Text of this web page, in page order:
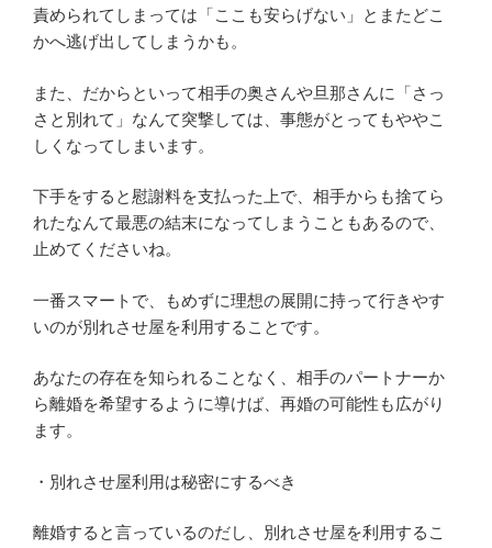
責められてしまっては「ここも安らげない」とまたどこ
かへ逃げ出してしまうかも。
また、だからといって相手の奥さんや旦那さんに「さっ
さと別れて」なんて突撃しては、事態がとってもややこ
しくなってしまいます。
下手をすると慰謝料を支払った上で、相手からも捨てら
れたなんて最悪の結末になってしまうこともあるので、
止めてくださいね。
一番スマートで、もめずに理想の展開に持って行きやす
いのが別れさせ屋を利用することです。
あなたの存在を知られることなく、相手のパートナーか
ら離婚を希望するように導けば、再婚の可能性も広がり
ます。
・別れさせ屋利用は秘密にするべき
離婚すると言っているのだし、別れさせ屋を利用するこ